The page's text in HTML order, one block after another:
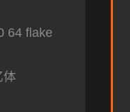
64 flake
体